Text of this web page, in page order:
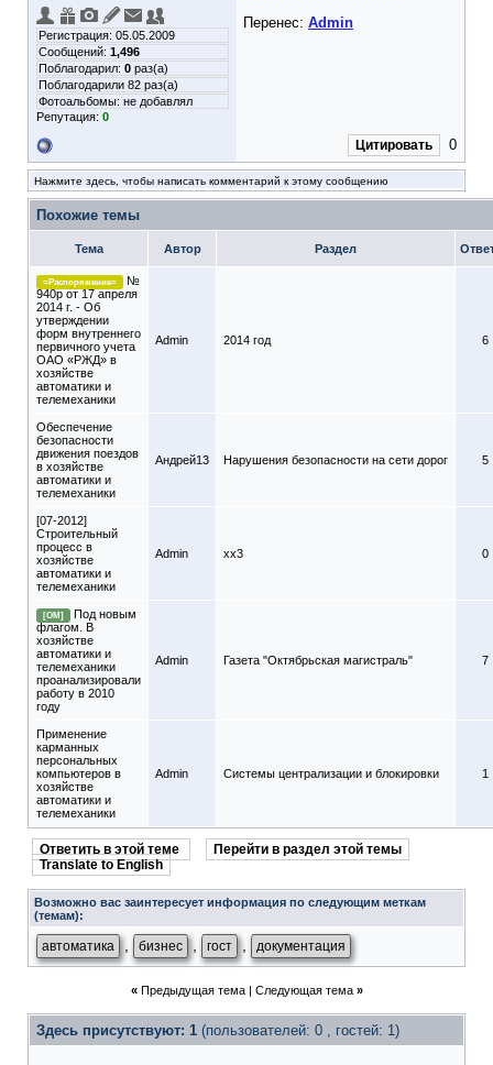
Регистрация: 05.05.2009
Сообщений: 1,496
Поблагодарил: 0 раз(а)
Поблагодарили 82 раз(а)
Фотоальбомы: не добавлял
Репутация: 0
Перенес: Admin
Цитировать 0
Нажмите здесь, чтобы написать комментарий к этому сообщению
Похожие темы
Тема Автор Раздел
=Распоряжение=
№
940р от 17 апреля
2014 г. - Об
утверждении
форм внутреннего
первичного учета
ОАО «РЖД» в
хозяйстве
автоматики и
телемеханики
Admin 2014 год 6
Обеспечение
безопасности
движения поездов
в хозяйстве
автоматики и
телемеханики
Андрей13 Нарушения безопасности на сети дорог 5
[07-2012]
Строительный
процесс в
хозяйстве
автоматики и
телемеханики
Admin xx3 0
[ОМ]
Под новым
флагом. В
хозяйстве
автоматики и
телемеханики
проанализировали
работу в 2010
году
Admin Газета "Октябрьская магистраль" 7
Применение
карманных
персональных
компьютеров в
хозяйстве
автоматики и
телемеханики
Admin Системы централизации и блокировки 1
Ответить в этой теме
Перейти в раздел этой темы
Translate to English
Возможно вас заинтересует информация по следующим меткам
(темам):
автоматика бизнес гост документация
« Предыдущая тема| Следующая тема »
Здесь присутствуют: 1 (пользователей: 0 , гостей: 1)